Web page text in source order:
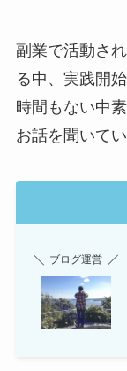
副業で活動さ
る中、実践開
時間もない中
お話を聞いて
ブログ運営